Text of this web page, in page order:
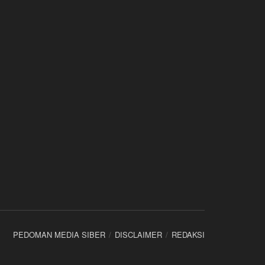
PEDOMAN MEDIA SIBER DISCLAIMER REDAKSI